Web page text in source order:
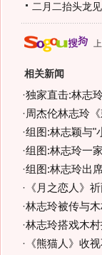
二月二抬头龙
相关新闻
·独家直击:林志
·周杰伦林志玲
·组图:林志颖与"
·组图:林志玲一
·组图:林志玲出
· 《月之恋人》
·林志玲被传与
·林志玲搭戏木
· 《熊猫人》收